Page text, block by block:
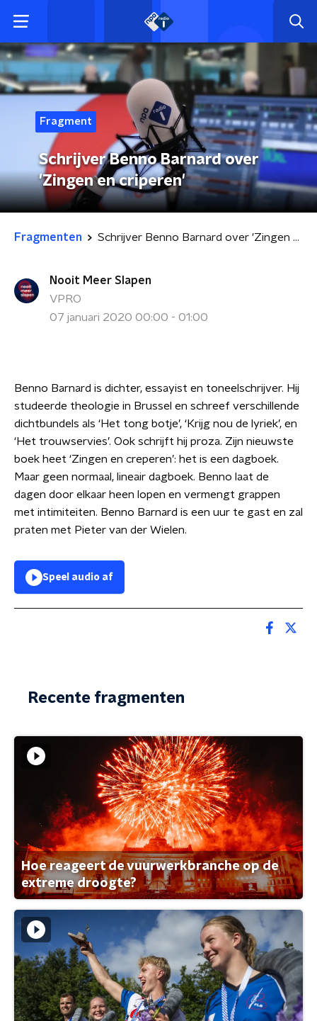
Fragment
Schrijver Benno Barnard over
'Zingen en criperen'
Fragmenten Schrijver Benno Barnard over 'Zingen en criperen'
Nooit Meer Slapen
VPRO
07 januari 2020 00:00 - 01:00
Benno Barnard is dichter, essayist en toneelschrijver. Hij
studeerde theologie in Brussel en schreef verschillende
dichtbundels als ‘Het tong botje’, ‘Krijg nou de lyriek’, en
‘Het trouwservies’. Ook schrijft hij proza. Zijn nieuwste
boek heet ‘Zingen en creperen’: het is een dagboek.
Maar geen normaal, lineair dagboek. Benno laat de
dagen door elkaar heen lopen en vermengt grappen
met intimiteiten. Benno Barnard is een uur te gast en zal
praten met Pieter van der Wielen.
Speel audio af
Recente fragmenten
Hoe reageert de vuurwerkbranche op de
extreme droogte?